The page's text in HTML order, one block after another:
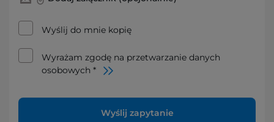
Wyślij do mnie kopię
Wyrażam zgodę na przetwarzanie danych
osobowych *
Wyślij zapytanie